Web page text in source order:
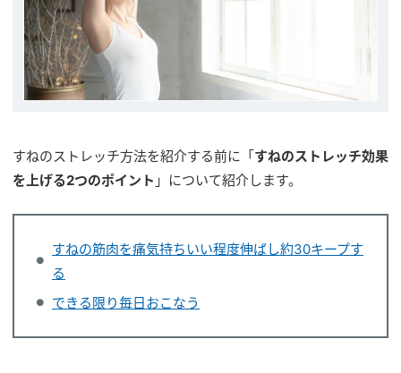
すねのストレッチ方法を紹介する前に「 すねのストレッチ効果
を上げる2つのポイント 」について紹介します。
すねの筋肉を痛気持ちいい程度伸ばし約30キープす
る
できる限り毎日おこなう